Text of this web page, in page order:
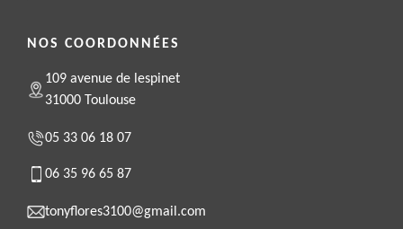
NOS COORDONNÉES
109 avenue de lespinet
31000 Toulouse
05 33 06 18 07
06 35 96 65 87
tonyflores3100@gmail.com